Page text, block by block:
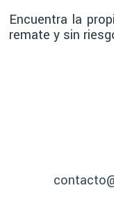
Encuentra la
remate y sin